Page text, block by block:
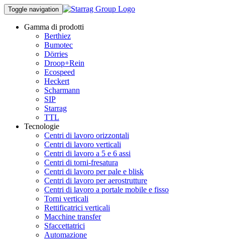
Toggle navigation
Gamma di prodotti
Berthiez
Bumotec
Dörries
Droop+Rein
Ecospeed
Heckert
Scharmann
SIP
Starrag
TTL
Tecnologie
Centri di lavoro orizzontali
Centri di lavoro verticali
Centri di lavoro a 5 e 6 assi
Centri di torni-fresatura
Centri di lavoro per pale e blisk
Centri di lavoro per aerostrutture
Centri di lavoro a portale mobile e fisso
Torni verticali
Rettificatrici verticali
Macchine transfer
Sfaccettatrici
Automazione